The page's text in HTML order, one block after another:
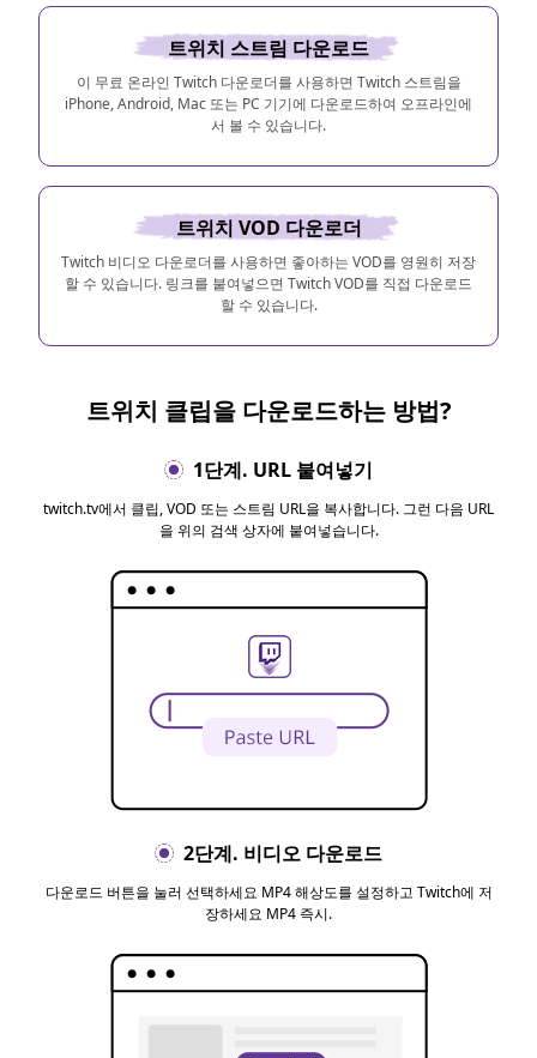
트위치 스트림 다운로드
이 무료 온라인 Twitch 다운로더를 사용하면 Twitch 스트림을
iPhone, Android, Mac 또는 PC 기기에 다운로드하여 오프라인에
서 볼 수 있습니다.
트위치 VOD 다운로더
Twitch 비디오 다운로더를 사용하면 좋아하는 VOD를 영원히 저장
할 수 있습니다. 링크를 붙여넣으면 Twitch VOD를 직접 다운로드
할 수 있습니다.
트위치 클립을 다운로드하는 방법?
1단계. URL 붙여넣기
twitch.tv에서 클립, VOD 또는 스트림 URL을 복사합니다. 그런 다음 URL
을 위의 검색 상자에 붙여넣습니다.
2단계. 비디오 다운로드
다운로드 버튼을 눌러 선택하세요 MP4 해상도를 설정하고 Twitch에 저
장하세요 MP4 즉시.